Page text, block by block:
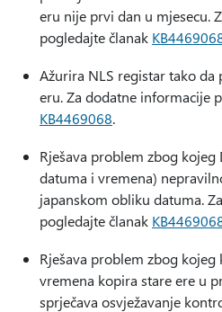
eru nije prvi dan u mjesecu.
pogledajte članak
Ažurira NLS registar tako da
eru. Za dodatne informacije
KB4469068.
Rješava problem zbog kojeg
datuma i vremena)
japanskom obliku datuma.
pogledajte članak
Rješava problem zbog
vremena kopira stare ere u
sprječava osvježavanje